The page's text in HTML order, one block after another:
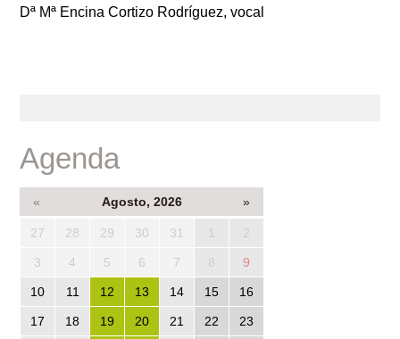
Dª Mª Encina Cortizo Rodríguez, vocal
Agenda
« Agosto, 2026 »
27 28 29 30 31 1 2
3 4 5 6 7 8 9
10 11 12 13 14 15 16
17 18 19 20 21 22 23